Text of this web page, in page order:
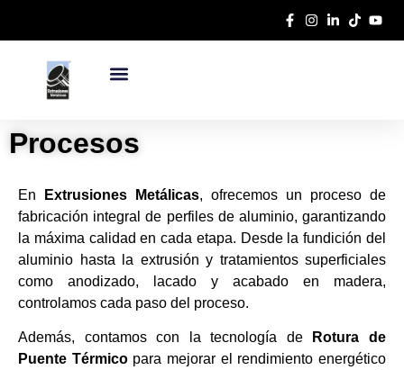
Procesos
En Extrusiones Metálicas, ofrecemos un proceso de
fabricación integral de perfiles de aluminio, garantizando
la máxima calidad en cada etapa. Desde la fundición del
aluminio hasta la extrusión y tratamientos superficiales
como anodizado, lacado y acabado en madera,
controlamos cada paso del proceso.
Además, contamos con la tecnología de
Rotura de
Puente Térmicopara mejorar el rendimiento energético